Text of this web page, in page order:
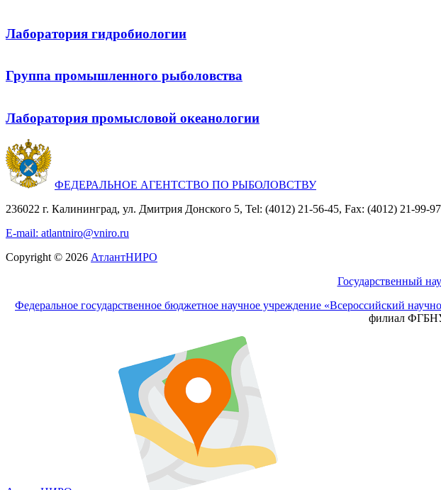
Лаборатория гидробиологии
Группа промышленного рыболовства
Лаборатория промысловой океанологии
ФЕДЕРАЛЬНОЕ АГЕНТСТВО ПО РЫБОЛОВСТВУ
236022 г. Калининград, ул. Дмитрия Донского 5, Tel: (4012) 21-56-45, Fax: (4012) 21-99-
E-mail: atlantniro@vniro.ru
Copyright © 2026 АтлантНИРО
Государственный
Федеральное государственное бюджетное научное учреждение «Всероссийский
филиал